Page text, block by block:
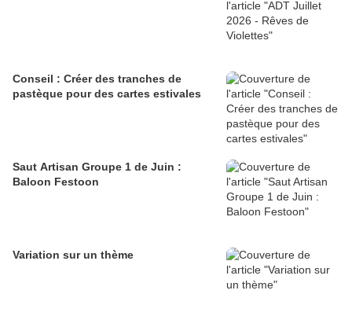
Conseil : Créer des tranches de
pastèque pour des cartes estivales
Saut Artisan Groupe 1 de Juin :
Baloon Festoon
Variation sur un thème